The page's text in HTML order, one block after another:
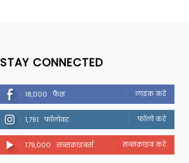
STAY CONNECTED
18,000 फैंस लाइक करें
1,791 फॉलोवर फॉलो करें
179,000 सब्सक्राइबर्स सब्सक्राइब करें